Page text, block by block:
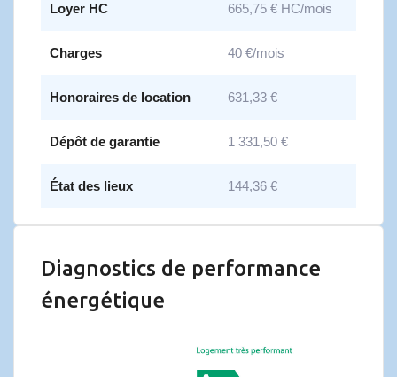
Loyer HC 665,75 € HC/mois
Charges 40 €/mois
Honoraires de location 631,33 €
Dépôt de garantie 1 331,50 €
État des lieux 144,36 €
Diagnostics de performance
énergétique